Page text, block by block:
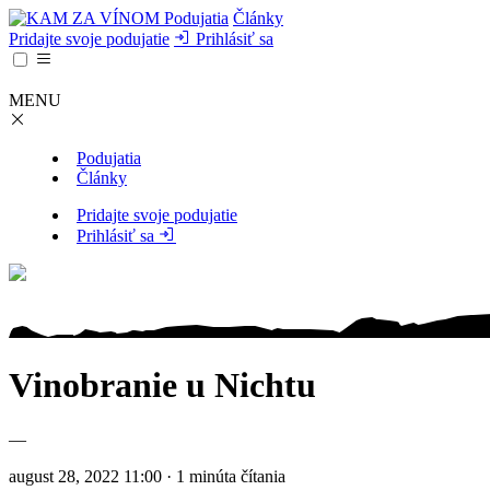
Podujatia Články
Pridajte svoje podujatie
Prihlásiť sa
MENU
Podujatia
Články
Pridajte svoje podujatie
Prihlásiť sa
Vinobranie u Nichtu
—
august 28, 2022 11:00 · 1 minúta čítania